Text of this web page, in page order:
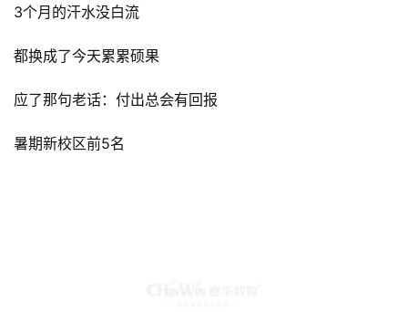
3个月的汗水没白流
都换成了今天累累硕果
应了那句老话：付出总会有回报
暑期新校区前5名